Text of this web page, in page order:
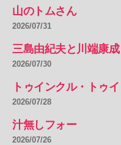
山のトムさん
2026/07/31
三島由紀夫と川端康成
2026/07/30
トゥインクル・トゥ
2026/07/28
汁無しフォー
2026/07/26